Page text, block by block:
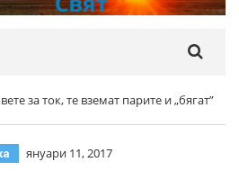
за ток, те вземат парите и „бягат”
януари 11, 2017